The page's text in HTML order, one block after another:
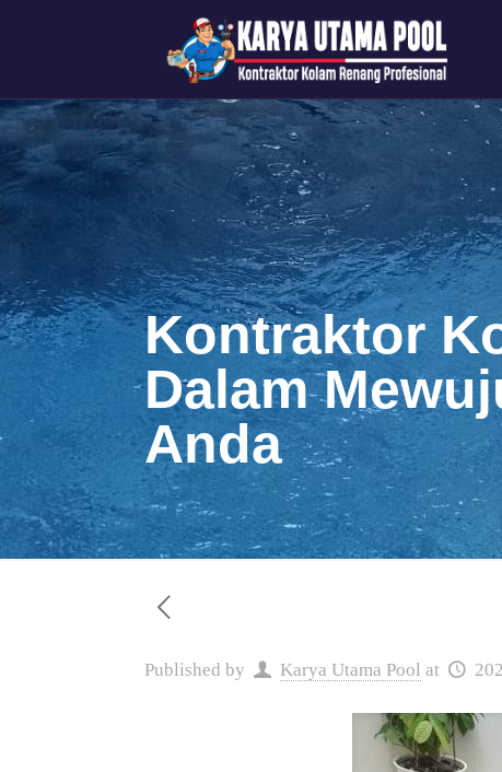
Kontraktor
Dalam
Anda
Published by Karya Utama Pool at